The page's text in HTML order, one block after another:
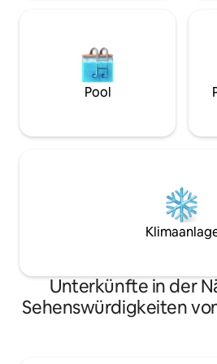
Pool
Unterkünfte in der
Sehenswürdigkeiten